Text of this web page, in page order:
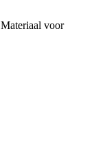
Materiaal voor